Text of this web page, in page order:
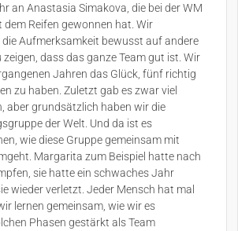
an Anastasia Simakova, die bei der WM
dem Reifen gewonnen hat. Wir
Aufmerksamkeit bewusst auf andere
zeigen, dass das ganze Team gut ist. Wir
Jahren das Glück, fünf richtig
zu haben. Zuletzt gab es zwar viel
aber grundsätzlich haben wir die
der Welt. Und da ist es
wie diese Gruppe gemeinsam mit
Margarita zum Beispiel hatte nach
sie hatte ein schwaches Jahr
wieder verletzt. Jeder Mensch hat mal
lernen gemeinsam, wie wir es
Phasen gestärkt als Team